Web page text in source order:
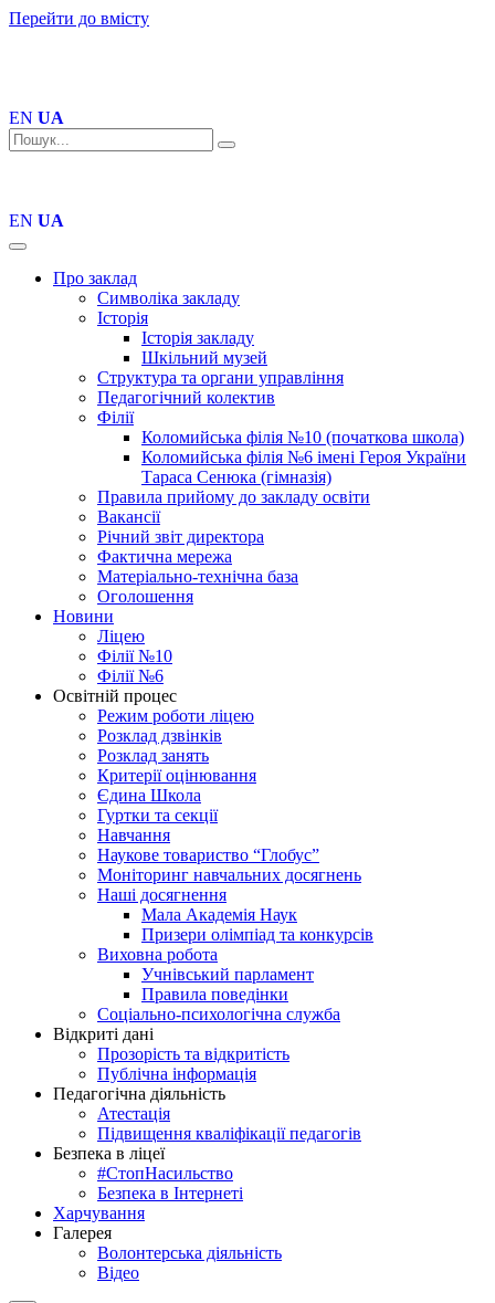
Перейти до вмісту
EN UA
EN UA
Про заклад
Символіка закладу
Історія
Історія закладу
Шкільний музей
Структура та органи управління
Педагогічний колектив
Філії
Коломийська філія №10 (початкова школа)
Коломийська філія №6 імені Героя України
Тараса Сенюка (гімназія)
Правила прийому до закладу освіти
Вакансії
Річний звіт директора
Фактична мережа
Матеріально-технічна база
Оголошення
Новини
Ліцею
Філії №10
Філії №6
Освітній процес
Режим роботи ліцею
Розклад дзвінків
Розклад занять
Критерії оцінювання
Єдина Школа
Гуртки та секції
Навчання
Наукове товариство “Глобус”
Моніторинг навчальних досягнень
Наші досягнення
Мала Академія Наук
Призери олімпіад та конкурсів
Виховна робота
Учнівський парламент
Правила поведінки
Соціально-психологічна служба
Відкриті дані
Прозорість та відкритість
Публічна інформація
Педагогічна діяльність
Атестація
Підвищення кваліфікації педагогів
Безпека в ліцеї
#СтопНасильство
Безпека в Інтернеті
Харчування
Галерея
Волонтерська діяльність
Відео